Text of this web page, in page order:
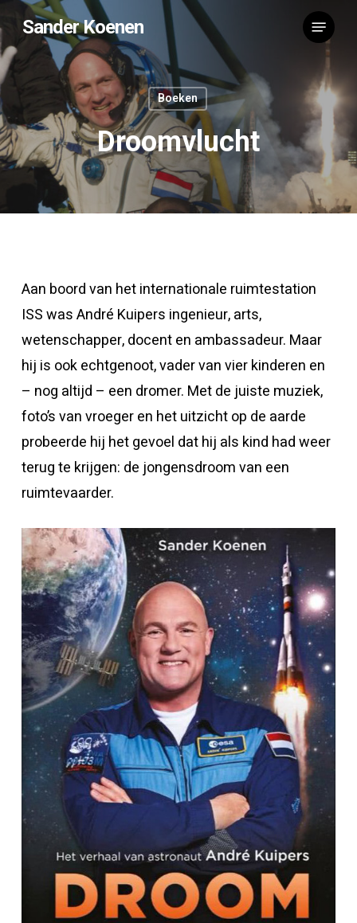
to
main
content
Sander Koenen Menu
Boeken
Droomvlucht
Aan boord van het internationale ruimtestation
ISS was André Kuipers ingenieur, arts,
wetenschapper, docent en ambassadeur. Maar
hij is ook echtgenoot, vader van vier kinderen en
– nog altijd – een dromer. Met de juiste muziek,
foto’s van vroeger en het uitzicht op de aarde
probeerde hij het gevoel dat hij als kind had weer
terug te krijgen: de jongensdroom van een
ruimtevaarder.